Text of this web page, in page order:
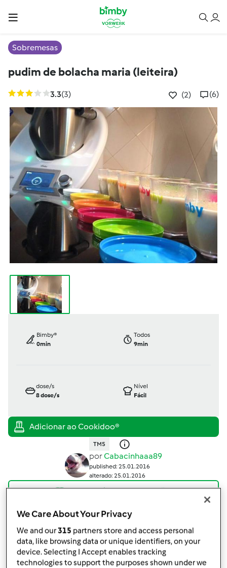
Sobremesas
pudim de bolacha maria (leiteira)
3.3(3) (2) (6)
Bimby®
0min
Todos
9min
dose/s
8dose/s
Nível
Fácil
TM5
porCabacinhaaa89
published: 25.01.2016
alterado: 25.01.2016
Adicionar às minhas coleções
Partilhar receita
Criar uma variante
We Care About Your Privacy
We and our315 partners store and access personal
data, like browsing data or unique identifiers, on your
device. Selecting I Accept enables tracking
technologies to support the purposes shown under we